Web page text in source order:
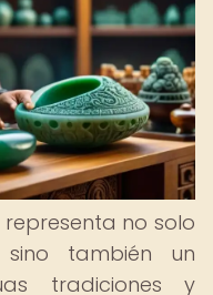
no solo
sino también un
tradiciones y